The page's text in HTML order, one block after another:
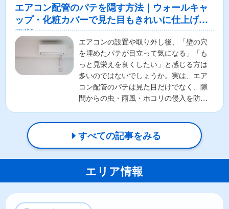
エアコン配管のパテを隠す方法｜ウォールキャ
ップ・化粧カバーで見た目もきれいに仕上げる
コツ
エアコンの設置や取り外し後、「壁の穴
を埋めたパテが目立って気になる」「も
っと見栄えを良くしたい」と感じる方は
多いのではないでしょうか。実は、エア
コン配管のパテは見た目だけでなく、隙
間からの虫・雨風・ホコリの侵入を防ぐ
すべての記事をみる
エリア情報